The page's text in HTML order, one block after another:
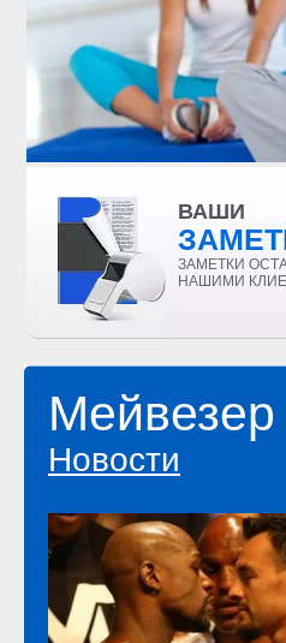
ВАШИ
ЗАМЕТКИ
НАШИМИ
Мейвезер
Новости